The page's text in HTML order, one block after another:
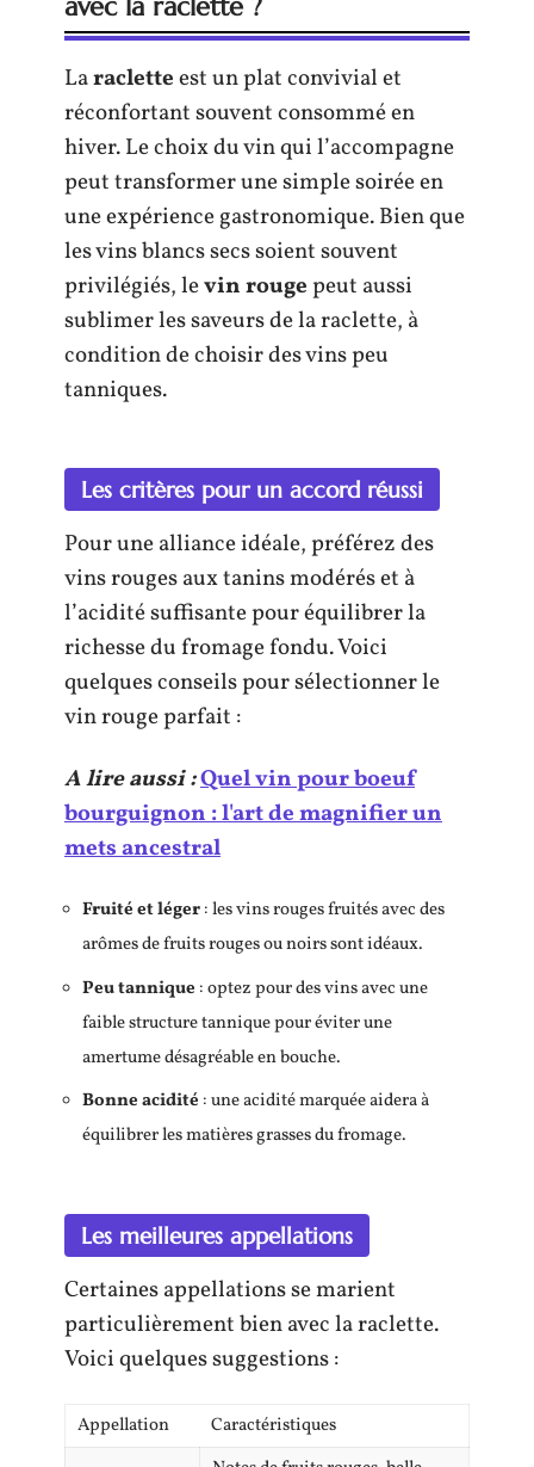
Laracletteest un plat convivial et
réconfortant souvent consommé en
hiver. Le choix du vin qui l’accompagne
peut transformer une simple soirée en
une expérience gastronomique. Bien que
les vins blancs secs soient souvent
privilégiés, levin rougepeut aussi
sublimer les saveurs de la raclette, à
condition de choisir des vins peu
tanniques.
Les critères pour un accord réussi
Pour une alliance idéale, préférez des
vins rouges aux tanins modérés et à
l’acidité suffisante pour équilibrer la
richesse du fromage fondu. Voici
quelques conseils pour sélectionner le
vin rouge parfait :
A lire aussi :Quel vin pour boeuf
bourguignon : l'art de magnifier un
mets ancestral
Fruité et léger: les vins rouges fruités avec des
arômes de fruits rouges ou noirs sont idéaux.
Peu tannique : optez pour des vins avec une
faible structure tannique pour éviter une
amertume désagréable en bouche.
Bonne acidité : une acidité marquée aidera à
équilibrer les matières grasses du fromage.
Les meilleures appellations
Certaines appellations se marient
particulièrement bien avec la raclette.
Voici quelques suggestions :
Appellation
Caractéristiques